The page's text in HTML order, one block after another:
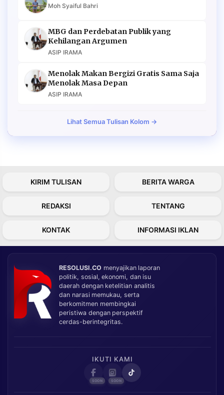
Moh Syaiful Bahri
MBG dan Perdebatan Publik yang
Kehilangan Argumen
ASIP IRAMA
Menolak Makan Bergizi Gratis Sama Saja
Menolak Masa Depan
ASIP IRAMA
Lihat Semua Tulisan Kolom →
KIRIM TULISAN BERITA WARGA
REDAKSI TENTANG
KONTAK INFORMASI IKLAN
RESOLUSI.CO menyajikan laporan
politik, sosial, ekonomi, dan isu
daerah dengan ketelitian analitis
dan narasi memukau, serta
berkomitmen membingkai
peristiwa dengan perspektif
cerdas-berintegritas.
IKUTI KAMI